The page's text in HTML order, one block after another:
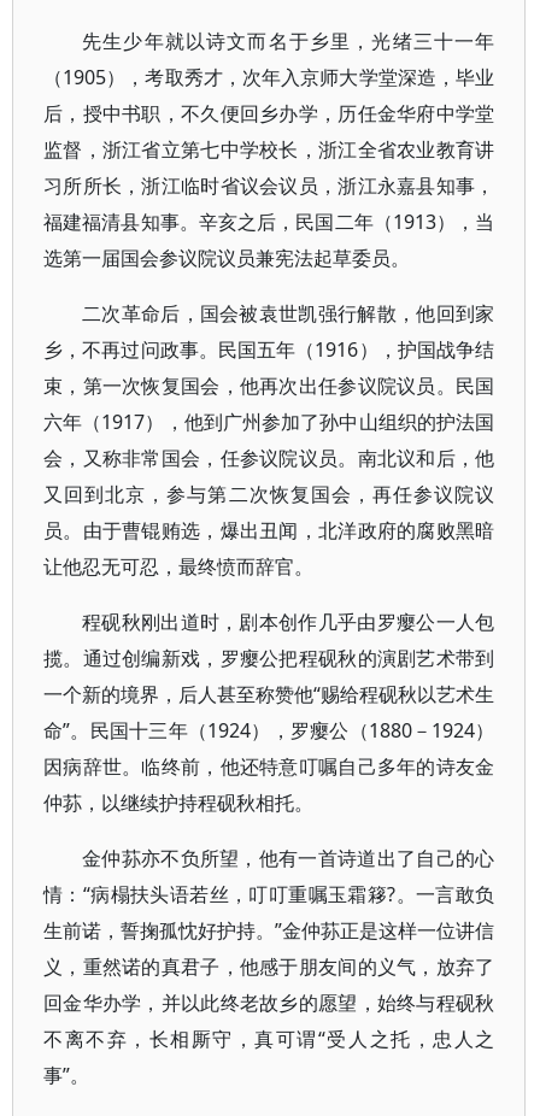
先生少年就以诗文而名于乡里，光绪三十一年
（1905），考取秀才，次年入京师大学堂深造，毕业
后，授中书职，不久便回乡办学，历任金华府中学堂
监督，浙江省立第七中学校长，浙江全省农业教育讲
习所所长，浙江临时省议会议员，浙江永嘉县知事，
福建福清县知事。辛亥之后，民国二年（1913），当
选第一届国会参议院议员兼宪法起草委员。
二次革命后，国会被袁世凯强行解散，他回到家
乡，不再过问政事。民国五年（1916），护国战争结
束，第一次恢复国会，他再次出任参议院议员。民国
六年（1917），他到广州参加了孙中山组织的护法国
会，又称非常国会，任参议院议员。南北议和后，他
又回到北京，参与第二次恢复国会，再任参议院议
员。由于曹锟贿选，爆出丑闻，北洋政府的腐败黑暗
让他忍无可忍，最终愤而辞官。
程砚秋刚出道时，剧本创作几乎由罗瘿公一人包
揽。通过创编新戏，罗瘿公把程砚秋的演剧艺术带到
一个新的境界，后人甚至称赞他“赐给程砚秋以艺术生
命”。民国十三年（1924），罗瘿公（1880－1924）
因病辞世。临终前，他还特意叮嘱自己多年的诗友金
仲荪，以继续护持程砚秋相托。
金仲荪亦不负所望，他有一首诗道出了自己的心
情：“病榻扶头语若丝，叮叮重嘱玉霜簃?。一言敢负
生前诺，誓掬孤忱好护持。”金仲荪正是这样一位讲信
义，重然诺的真君子，他感于朋友间的义气，放弃了
回金华办学，并以此终老故乡的愿望，始终与程砚秋
不离不弃，长相厮守，真可谓“受人之托，忠人之
事”。